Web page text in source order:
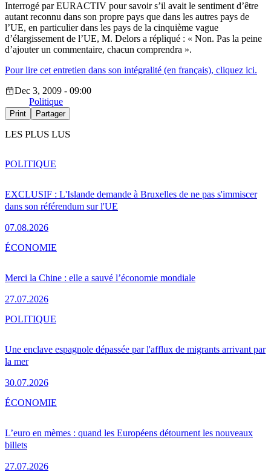
Interrogé par EURACTIV pour savoir s’il avait le sentiment d’être
autant reconnu dans son propre pays que dans les autres pays de
l’UE, en particulier dans les pays de la cinquième vague
d’élargissement de l’UE, M. Delors a répliqué : « Non. Pas la peine
d’ajouter un commentaire, chacun comprendra ».
Pour lire cet entretien dans son intégralité (en français), cliquez ici.
Dec 3, 2009 - 09:00
Politique
Print Partager
LES PLUS LUS
EXCLUSIF : L'Islande demande à Bruxelles de ne pas s'immiscer
dans son référendum sur l'UE
07.08.2026
POLITIQUE
Merci la Chine : elle a sauvé l’économie mondiale
27.07.2026
ÉCONOMIE
Une enclave espagnole dépassée par l'afflux de migrants arrivant par
la mer
30.07.2026
POLITIQUE
L’euro en mèmes : quand les Européens détournent les nouveaux
billets
27.07.2026
ÉCONOMIE